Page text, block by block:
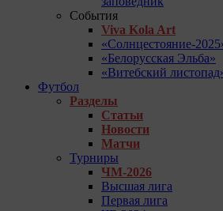
События
Viva Kola Art
«Солнцестояние-
«Белорусская Эльба»
«Витебский
Футбол
Разделы
Статьи
Новости
Матчи
Турниры
ЧМ-2026
Высшая лига
Первая лига